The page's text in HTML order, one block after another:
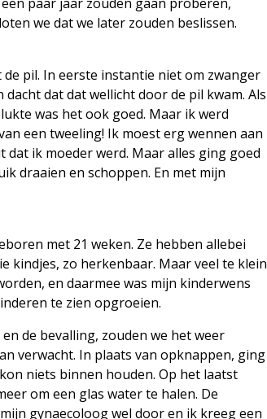
we dat we later zouden beslissen.
pil. In eerste instantie niet om zwanger
dat dat wellicht door de pil kwam. Als
was het ook goed. Maar ik werd
een tweeling! Ik moest erg wennen aan
ik moeder werd. Maar alles ging goed
draaien en schoppen. En met mijn
met 21 weken. Ze hebben allebei
kindjes, zo herkenbaar. Maar veel te klein
en daarmee was mijn kinderwens
te zien opgroeien.
de bevalling, zouden we het weer
verwacht. In plaats van opknappen, ging
niets binnen houden. Op het laatst
om een glas water te halen. De
gynaecoloog wel door en ik kreeg een